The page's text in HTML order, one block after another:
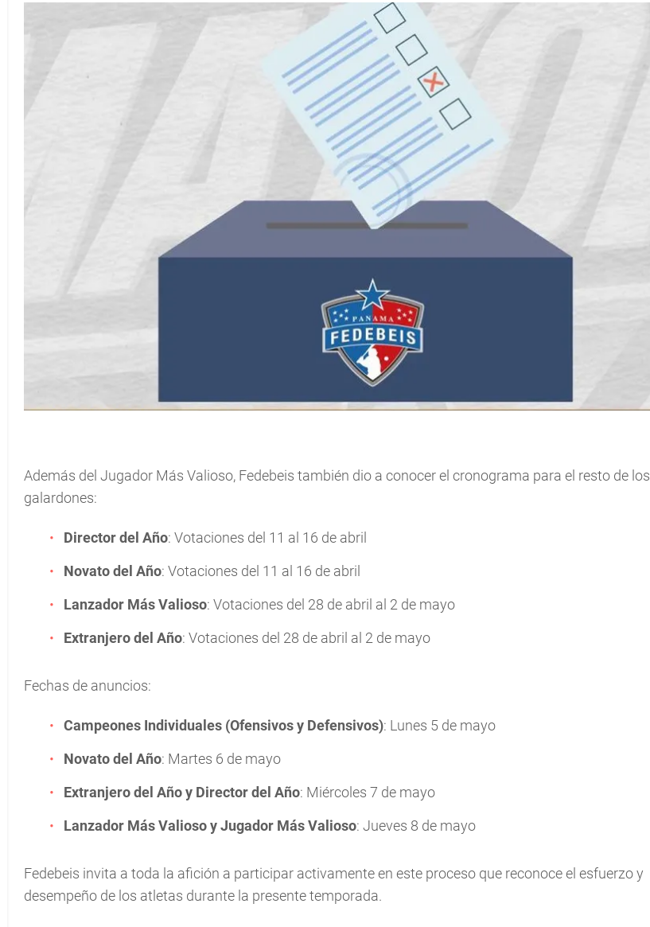
Además del Jugador Más Valioso, Fedebeis también dio a conocer el cronograma para el resto de los
galardones:
Director del Año: Votaciones del 11 al 16 de abril
Novato del Año: Votaciones del 11 al 16 de abril
Lanzador Más Valioso: Votaciones del 28 de abril al 2 de mayo
Extranjero del Año: Votaciones del 28 de abril al 2 de mayo
Fechas de anuncios:
Campeones Individuales (Ofensivos y Defensivos): Lunes 5 de mayo
Novato del Año: Martes 6 de mayo
Extranjero del Año y Director del Año: Miércoles 7 de mayo
Lanzador Más Valioso y Jugador Más Valioso: Jueves 8 de mayo
Fedebeis invita a toda la afición a participar activamente en este proceso que reconoce el esfuerzo y
desempeño de los atletas durante la presente temporada.